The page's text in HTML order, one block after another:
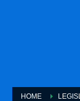
HOME